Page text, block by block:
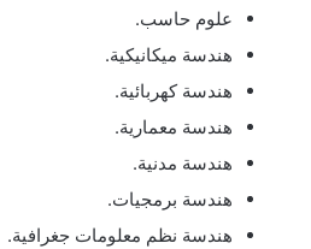
علوم حاسب.
هندسة ميكانيكية.
هندسة كهربائية.
هندسة معمارية.
هندسة مدنية.
هندسة برمجيات.
هندسة نظم معلومات جغرافية.